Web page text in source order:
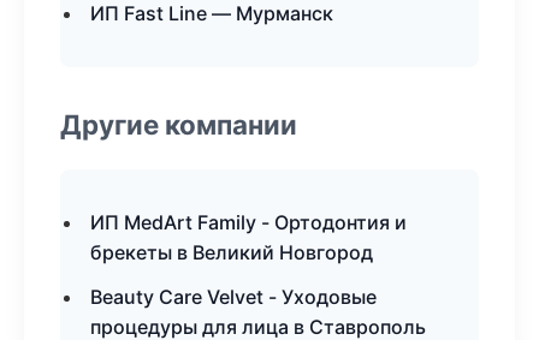
ИП Fast Line — Мурманск
Другие компании
ИП MedArt Family - Ортодонтия и
брекеты в Великий Новгород
Beauty Care Velvet - Уходовые
процедуры для лица в Ставрополь